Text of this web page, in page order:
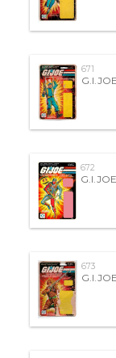
671
672
673